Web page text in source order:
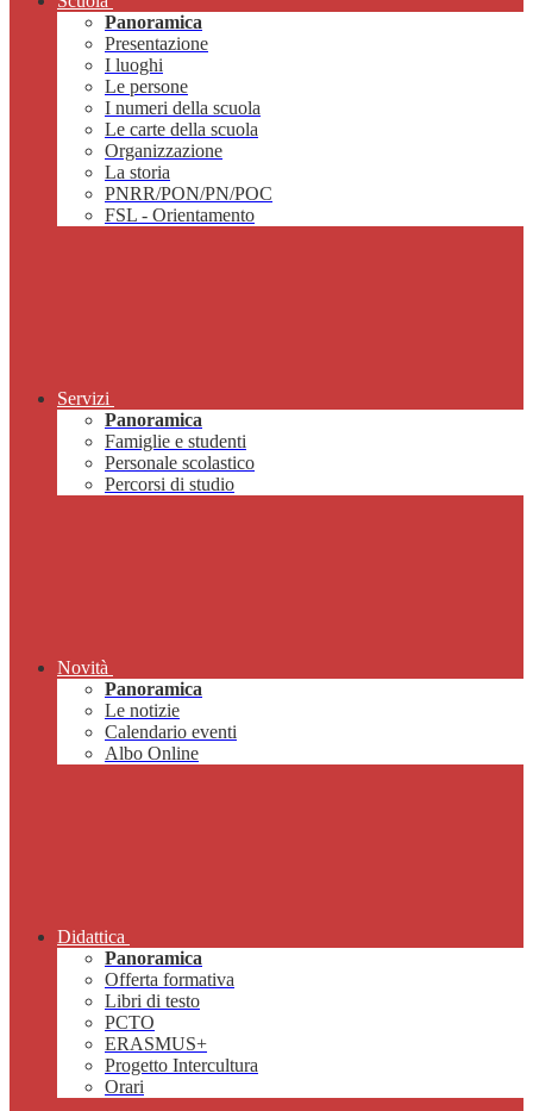
Panoramica
Presentazione
I luoghi
Le persone
I numeri della scuola
Le carte della scuola
Organizzazione
La storia
PNRR/PON/PN/POC
FSL - Orientamento
Servizi
Panoramica
Famiglie e studenti
Personale scolastico
Percorsi di studio
Novità
Panoramica
Le notizie
Calendario eventi
Albo Online
Didattica
Panoramica
Offerta formativa
Libri di testo
PCTO
ERASMUS+
Progetto Intercultura
Orari